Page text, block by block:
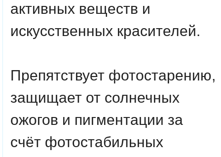
активных веществ и
искусственных красителей.
Препятствует фотостарению,
защищает от солнечных
ожогов и пигментации за
счёт фотостабильных